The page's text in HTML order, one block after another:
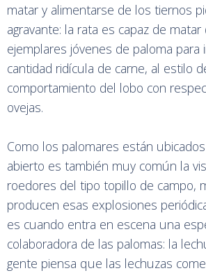
matar y alimentarse de los tiernos
agravante: la rata es capaz de
ejemplares jóvenes de paloma para
cantidad ridícula de carne, al estilo
comportamiento del lobo con
ovejas.
Como los palomares están
abierto es también muy común la
roedores del tipo topillo de campo,
producen esas explosiones
es cuando entra en escena una
colaboradora de las palomas: la
gente piensa que las lechuzas